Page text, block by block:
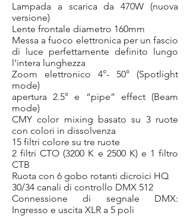
Lampada a scarica da 470W (nuova
versione)
Lente frontale diametro 160mm
Messa a fuoco elettronica per un fascio
di luce perfettamente definito lungo
l'intera lunghezza
Zoom elettronico 4°- 50° (Spotlight
mode)
apertura 2.5° e “pipe” effect (Beam
mode)
CMY color mixing basato su 3 ruote
con colori in dissolvenza
15 filtri colore su tre ruote
2 filtri CTO (3200 K e 2500 K) e 1 filtro
CTB
Ruota con 6 gobo rotanti dicroici HQ
30/34 canali di controllo DMX 512
Connessione di segnale DMX:
Ingresso e uscita XLR a 5 poli